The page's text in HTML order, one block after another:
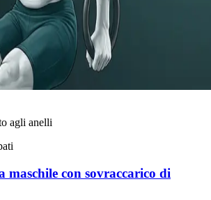
agli anelli
maschile con sovraccarico di